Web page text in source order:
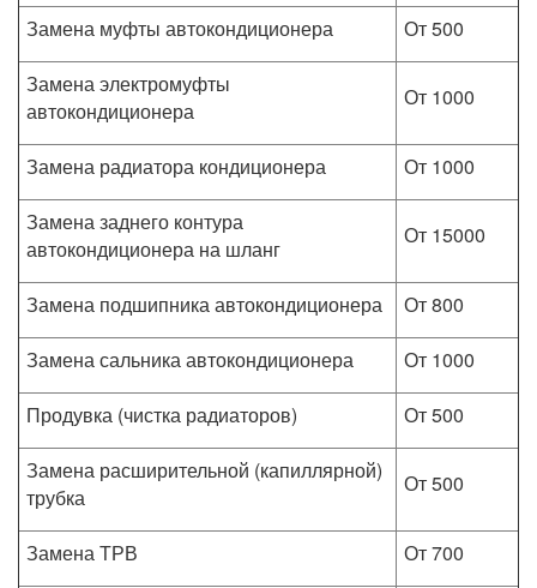
Замена муфты автокондиционера
От 500
Замена электромуфты
автокондиционера
От 1000
Замена радиатора кондиционера
От 1000
Замена заднего контура
автокондиционера на шланг
От 15000
Замена подшипника автокондиционера
От 800
Замена сальника автокондиционера
От 1000
Продувка (чистка радиаторов)
От 500
Замена расширительной (капиллярной)
трубка
От 500
Замена ТРВ
От 700